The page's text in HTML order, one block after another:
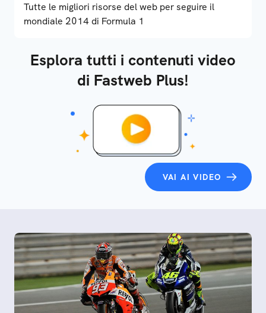
Tutte le migliori risorse del web per seguire il
mondiale 2014 di Formula 1
Esplora tutti i contenuti video
di Fastweb Plus!
VAI AI VIDEO